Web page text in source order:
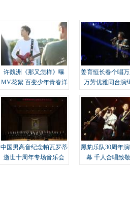
许魏洲《那又怎样》曝
MV花絮 百变少年青春洋
姜育恒长春个唱
万芳优雅同台演
中国男高音纪念帕瓦罗蒂
逝世十周年专场音乐会
黑豹乐队30周年
幕 千人合唱致